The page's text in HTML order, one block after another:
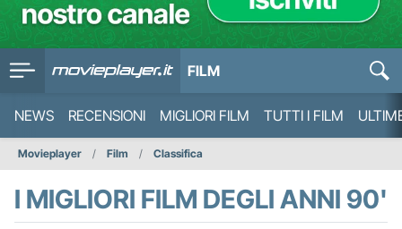
FILM
NEWS RECENSIONI MIGLIORI FILM TUTTI I FILM
Movieplayer Film Classifica
I MIGLIORI FILM DEGLI ANNI 90'